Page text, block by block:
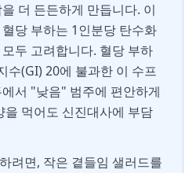
더 든든하게 만듭니다. 이
당 부하는 1인분당 탄수화
두 고려합니다. 혈당 부하
수(GI) 20에 불과한 이 수프
서 "낮음" 범주에 편안하게
을 먹어도 신진대사에 부담
려면, 작은 곁들임 샐러드를